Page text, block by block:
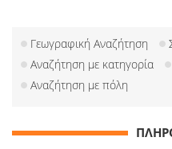
Γεωγραφική Αναζήτηση
Αναζήτηση με κατηγορία
Αναζήτηση με πόλη